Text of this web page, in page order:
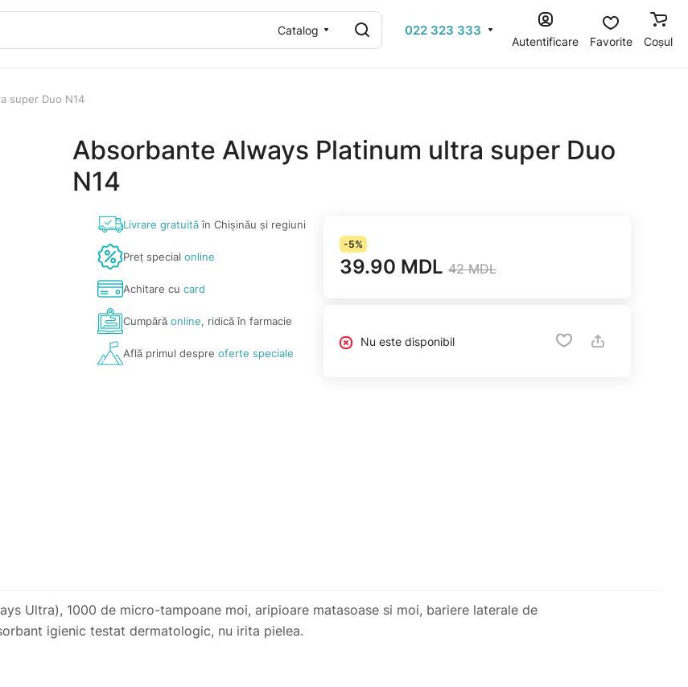
Catalog 022 323 333
Autentificare Favorite Coșul
super Duo N14
Absorbante Always Platinum ultra super Duo
N14
Livrare gratuităîn Chișinău și regiuni
Preț specialonline
Achitare cucard
Cumpărăonline, ridică în farmacie
Află primul despreoferte speciale
-5%
39.90 MDL 42 MDL
Nu este disponibil
Ultra), 1000 de micro-tampoane moi, aripioare matasoase si moi, bariere laterale de
igienic testat dermatologic, nu irita pielea.